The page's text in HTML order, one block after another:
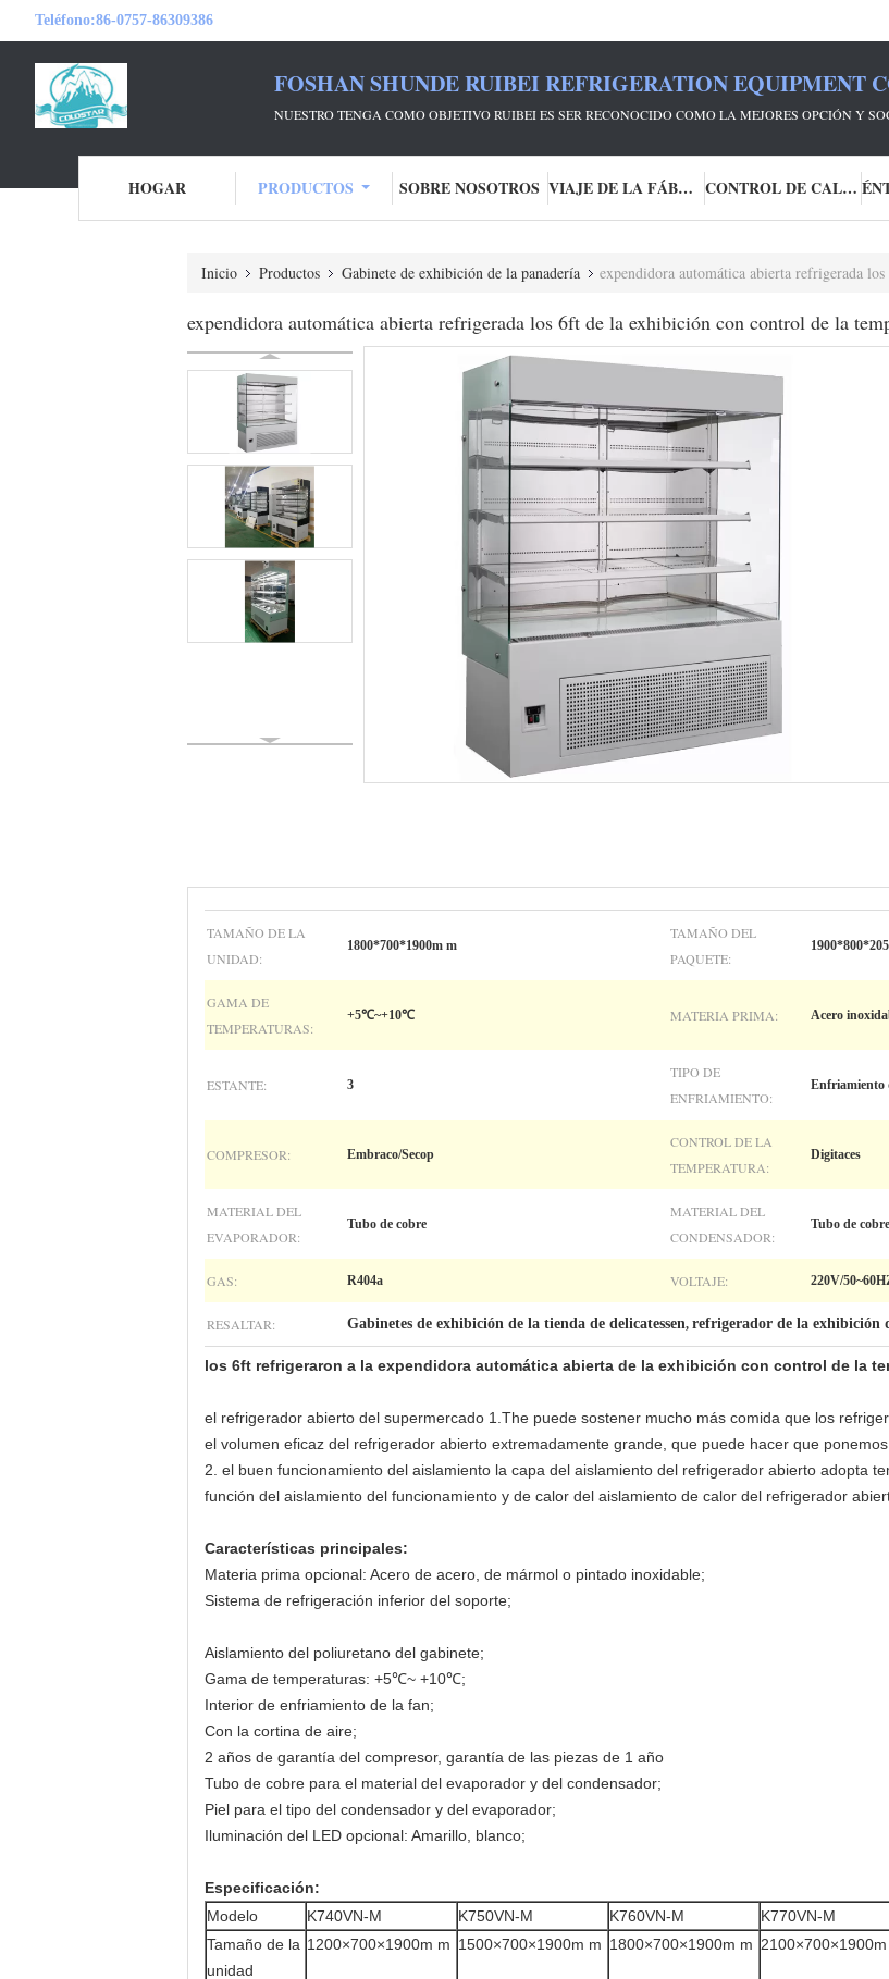
Teléfono:86-0757-86309386
FOSHAN SHUNDE RUIBEI REFRIGERATION EQUIPMENT
NUESTRO TENGA COMO OBJETIVO RUIBEI ES SER RECONOCIDO COMO LA MEJORES OPCIÓN Y
HOGAR PRODUCTOS SOBRE NOSOTROS VIAJE DE LA FÁBRICA CONTROL DE CALIDAD
Inicio Productos Gabinete de exhibición de la panadería expendidora automática abierta refrigerada
expendidora automática abierta refrigerada los 6ft de la exhibición con control de la
TAMAÑO DE LA
UNIDAD:
1800*700*1900m m
TAMAÑO DEL
PAQUETE:
GAMA DE
TEMPERATURAS:
+5℃~+10℃ MATERIA PRIMA: Acero
ESTANTE: 3
TIPO DE
ENFRIAMIENTO:
Enfriamiento
COMPRESOR: Embraco/Secop
CONTROL DE LA
TEMPERATURA:
Digitaces
MATERIAL DEL
EVAPORADOR:
Tubo de cobre
MATERIAL DEL
CONDENSADOR:
Tubo de cobre
GAS: R404a VOLTAJE: 220V/
RESALTAR: Gabinetes de exhibición de la tienda de delicatessen, refrigerador de la exhibición
los 6ft refrigeraron a la expendidora automática abierta de la exhibición con control de la
el refrigerador abierto del supermercado 1.The puede sostener mucho más comida que los
el volumen eficaz del refrigerador abierto extremadamente grande, que puede hacer que
2. el buen funcionamiento del aislamiento la capa del aislamiento del refrigerador abierto adopta
función del aislamiento del funcionamiento y de calor del aislamiento de calor del refrigerador
Características principales:
Materia prima opcional: Acero de acero, de mármol o pintado inoxidable;
Sistema de refrigeración inferior del soporte;
Aislamiento del poliuretano del gabinete;
Gama de temperaturas: +5℃~ +10℃;
Interior de enfriamiento de la fan;
Con la cortina de aire;
2 años de garantía del compresor, garantía de las piezas de 1 año
Tubo de cobre para el material del evaporador y del condensador;
Piel para el tipo del condensador y del evaporador;
Iluminación del LED opcional: Amarillo, blanco;
Especificación:
Modelo
K740VN-M K750VN-M K760VN-M
K770VN-M
Tamaño de la
unidad
1200×700×1900m m 1500×700×1900m m 1800×700×1900m m 2100×700×1900m